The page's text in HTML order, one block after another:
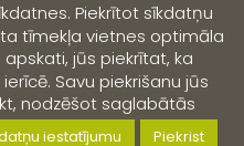
vidusskola
Piekrītot sīkdatņu
tīmekļa vietnes optimāla
jūs piekrītat, ka
Savu piekrišanu jūs
nodzēšot saglabātās
iestatījumu Piekrist